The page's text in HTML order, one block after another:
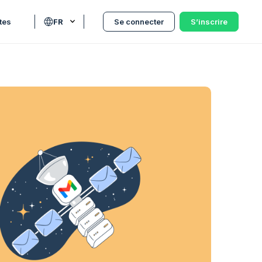
FR Se connecter S’inscrire